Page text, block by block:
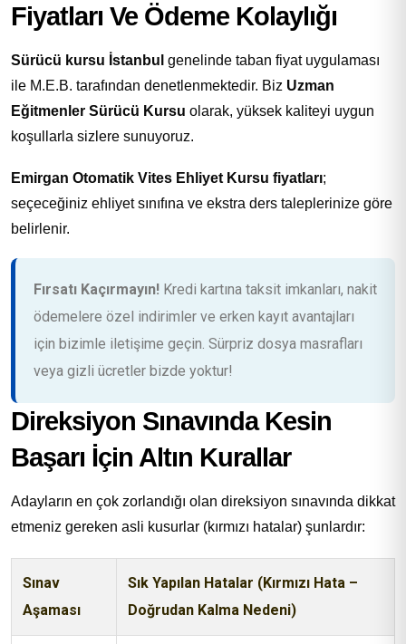
Fiyatları Ve Ödeme Kolaylığı
Sürücü kursu İstanbul genelinde taban fiyat uygulaması
ile M.E.B. tarafından denetlenmektedir. Biz Uzman
Eğitmenler Sürücü Kursu olarak, yüksek kaliteyi uygun
koşullarla sizlere sunuyoruz.
Emirgan Otomatik Vites Ehliyet Kursu fiyatları;
seçeceğiniz ehliyet sınıfına ve ekstra ders taleplerinize göre
belirlenir.
Fırsatı Kaçırmayın! Kredi kartına taksit imkanları, nakit
ödemelere özel indirimler ve erken kayıt avantajları
için bizimle iletişime geçin. Sürpriz dosya masrafları
veya gizli ücretler bizde yoktur!
Direksiyon Sınavında Kesin
Başarı İçin Altın Kurallar
Adayların en çok zorlandığı olan direksiyon sınavında dikkat
etmeniz gereken asli kusurlar (kırmızı hatalar) şunlardır:
Sınav
Aşaması
Sık Yapılan Hatalar (Kırmızı Hata –
Doğrudan Kalma Nedeni)